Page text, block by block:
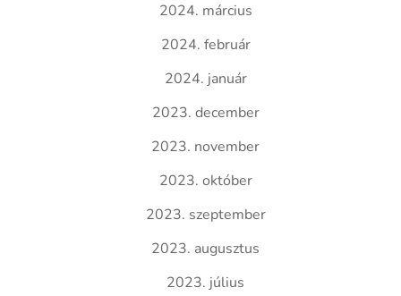
2024. március
2024. február
2024. január
2023. december
2023. november
2023. október
2023. szeptember
2023. augusztus
2023. július